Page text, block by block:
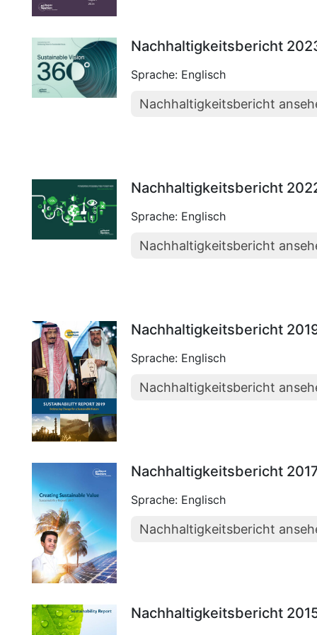
Nachhaltigkeitsbericht
Sprache: Englisch
Nachhaltigkeitsbericht
Nachhaltigkeitsbericht
Sprache: Englisch
Nachhaltigkeitsbericht
Nachhaltigkeitsbericht
Sprache: Englisch
Nachhaltigkeitsbericht
Nachhaltigkeitsbericht
Sprache: Englisch
Nachhaltigkeitsbericht
Nachhaltigkeitsbericht